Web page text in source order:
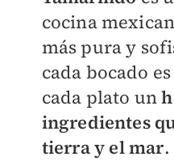
cocina
más pura y
cada bocado
cada plato un
ingredientes
tierra y el mar.